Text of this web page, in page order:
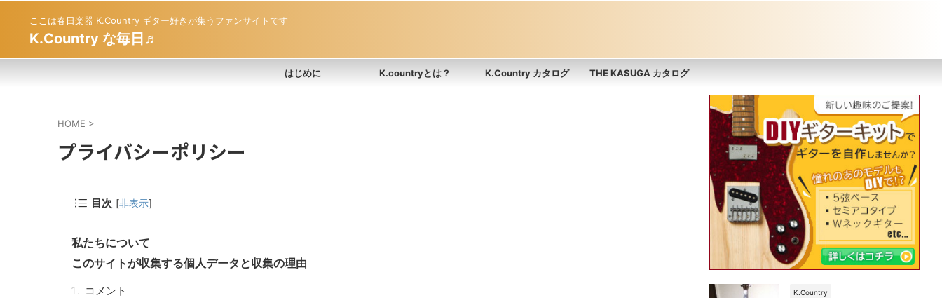
ここは春日楽器 K.Country ギター好きが集うファンサイトです
K.Country な毎日♬
はじめに K.countryとは？ K.Country カタログ THE KASUGA カタログ
HOME >
プライバシーポリシー
目次 [非表示]
私たちについて
このサイトが収集する個人データと収集の理由
コメント
K.Country